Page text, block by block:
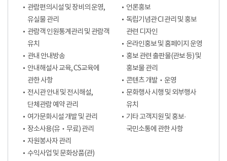
관람편의시설 및 장비의 운영,
유실물 관리
관람객 인원통계관리 및 관람객
유치
관내 안내방송
안내해설사 교육, CS교육에
관한 사항
전시관 안내 및 전시해설,
단체관람 예약 관리
여가문화시설 개발 및 관리
장소사용(유‧무료) 관리
자원봉사자 관리
수익사업 및 문화상품(관)
언론홍보
독립기념관 CI 관리 및 홍보
관련 디자인
온라인홍보 및 홈페이지 운영
홍보 관련 출판물(관보 등) 및
홍보물 관리
콘텐츠 개발‧운영
문화행사 시행 및 외부행사
유치
기타 고객지원 및 홍보·
국민소통에 관한 사항